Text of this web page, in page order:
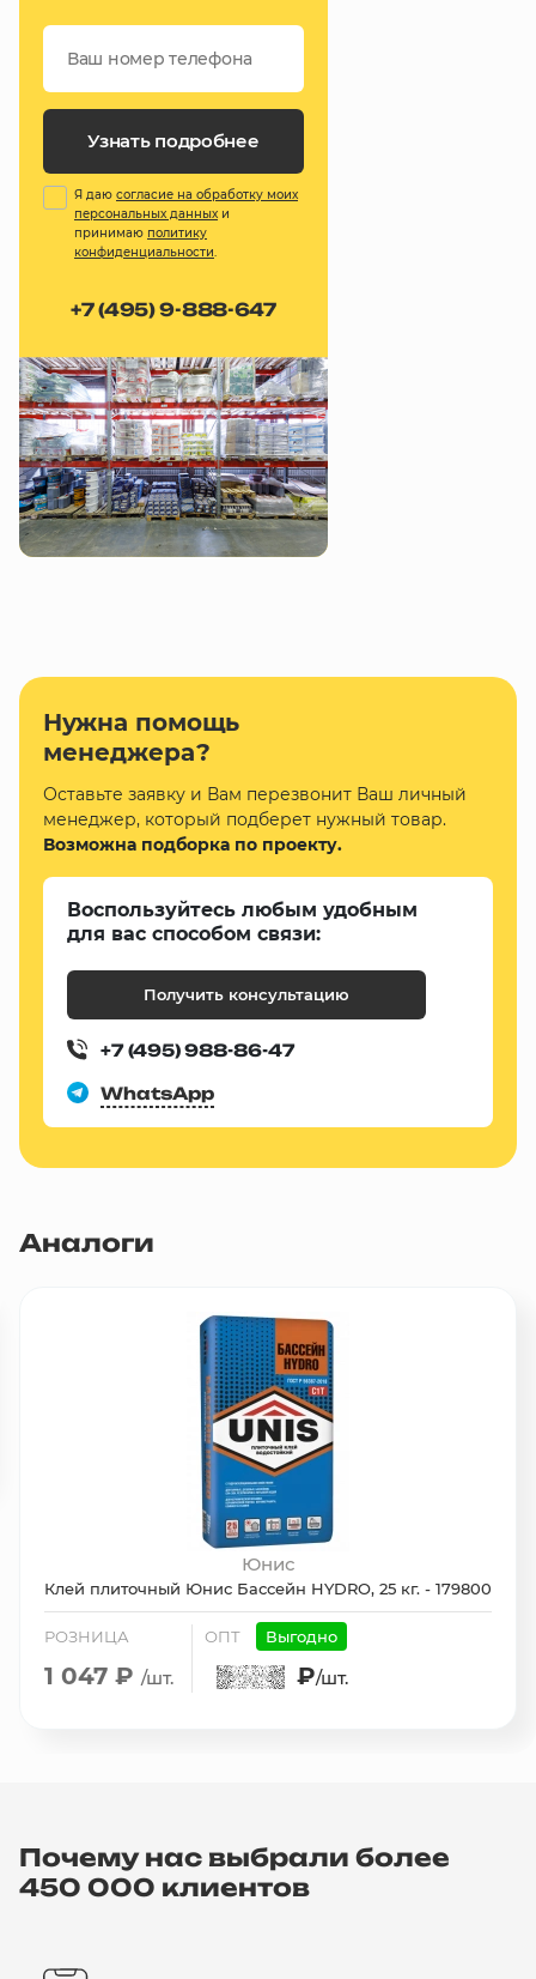
Узнать подробнее
Я даю согласие на обработку моих
персональных данных и
принимаю политику
конфиденциальности.
+7 (495) 9-888-647
Нужна помощь
менеджера?
Оставьте заявку и Вам перезвонит Ваш личный
менеджер, который подберет нужный товар.
Возможна подборка по проекту.
Воспользуйтесь любым удобным
для вас способом связи:
Получить консультацию
+7 (495) 988-86-47
WhatsApp
Аналоги
Юнис
Клей плиточный Юнис Бассейн HYDRO, 25 кг. - 179800
РОЗНИЦА
1 047 ₽ /шт.
ОПТ Выгодно
₽/шт.
Почему нас выбрали более
450 000 клиентов